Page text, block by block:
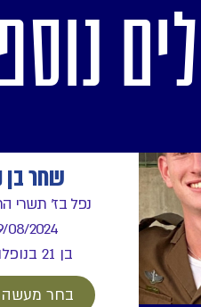
שחר בן
נפל בז' תשרי
08/2024
בן 21 בנופלו
בחר מעשה